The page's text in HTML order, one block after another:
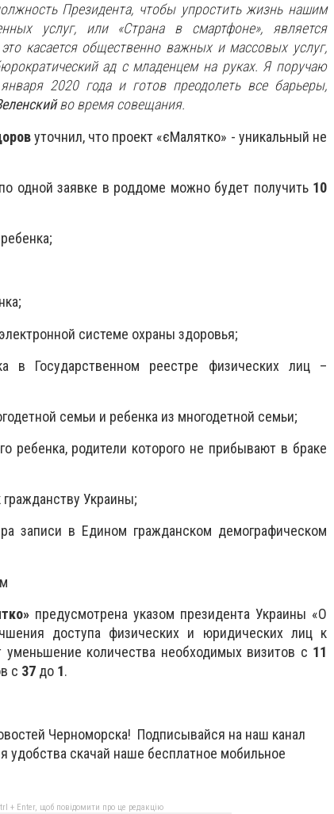
Президента, чтобы упростить жизнь нашим
услуг, или «Страна в смартфоне», является
касается общественно важных и массовых услуг,
ад с младенцем на руках. Я поручаю
2020 года и готов преодолеть все барьеры,
во время совещания.
уточнил, что проект «єМалятко» - уникальный не
одной заявке в роддоме можно будет получить 10
системе охраны здоровья;
Государственном реестре физических лиц –
семьи и ребенка из многодетной семьи;
ребенка, родители которого не прибывают в браке
Украины;
записи в Едином гражданском демографическом
» предусмотрена указом президента Украины «О
доступа физических и юридических лиц к
уменьшение количества необходимых визитов с 11
с 37 до 1.
Черноморска! Подписывайся на наш канал
удобства скачай наше бесплатное мобильное
+ Enter, щоб повідомити про це редакцію